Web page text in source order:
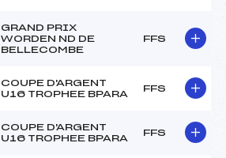
GRAND PRIX
WORDEN ND DE
BELLECOMBE
FFS
COUPE D'ARGENT
U16 TROPHEE BPARA
FFS
COUPE D'ARGENT
U16 TROPHEE BPARA
FFS